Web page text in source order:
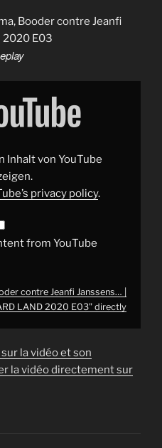
Booder contre Jeanfi
2020 E03
Inhalt von YouTube
privacy policy.
from YouTube
contre Jeanfi Janssens… |
LAND 2020 E03" directly
la vidéo et son
la vidéo directement sur